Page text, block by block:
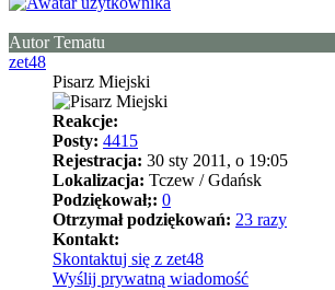
Autor Tematu
zet48
Pisarz Miejski
Reakcje:
Posty: 4415
Rejestracja: 30 sty 2011, o 19:05
Lokalizacja: Tczew / Gdańsk
Podziękował;: 0
Otrzymał podziękowań: 23 razy
Kontakt:
Skontaktuj się z zet48
Wyślij prywatną wiadomość